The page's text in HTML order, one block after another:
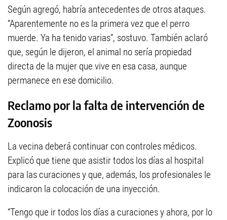
Según agregó, habría antecedentes de otros ataques.
“Aparentemente no es la primera vez que el perro
muerde. Ya ha tenido varias”, sostuvo. También aclaró
que, según le dijeron, el animal no sería propiedad
directa de la mujer que vive en esa casa, aunque
permanece en ese domicilio.
Reclamo por la falta de intervención de
Zoonosis
La vecina deberá continuar con controles médicos.
Explicó que tiene que asistir todos los días al hospital
para las curaciones y que, además, los profesionales le
indicaron la colocación de una inyección.
“Tengo que ir todos los días a curaciones y ahora, por lo